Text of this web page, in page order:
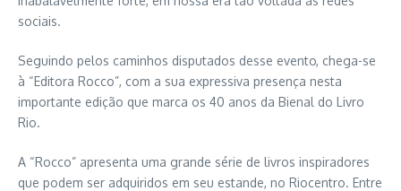
sociais.
Seguindo pelos caminhos disputados desse evento, chega-se
à “Editora Rocco”, com a sua expressiva presença nesta
importante edição que marca os 40 anos da Bienal do Livro
Rio.
A “Rocco” apresenta uma grande série de livros inspiradores
que podem ser adquiridos em seu estande, no Riocentro. Entre